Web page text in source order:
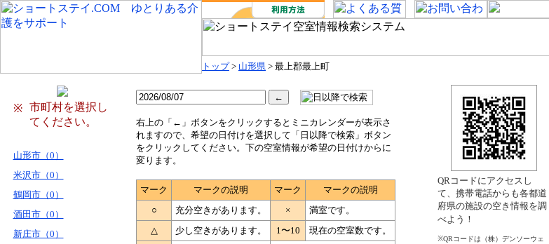
トップ> 山形県 > 最上郡最上町
※
市町村を選択し
てください。
山形市（0）
米沢市（0）
鶴岡市（0）
酒田市（0）
新庄市（0）
右上の「←」ボタンをクリックするとミニカレンダーが表示さ
れますので、希望の日付けを選択して「日以降で検索」ボタン
をクリックしてください。下の空室情報が希望の日付けからに
変ります。
マーク マークの説明 マーク
マークの説明
○
充分空きがあります。 ×
満室です。
△
少し空きがあります。 1〜10
現在の空室数です。
QRコードにアクセスし
て、携帯電話からも各都道
府県の施設の空き情報を調
べよう！
※QRコードは（株）デンソーウェ